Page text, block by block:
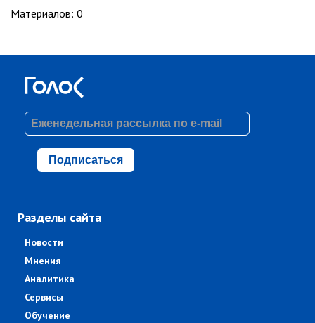
Материалов: 0
Подписаться
Разделы сайта
Новости
Мнения
Аналитика
Сервисы
Обучение